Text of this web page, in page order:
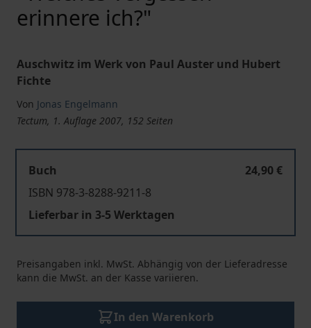
erinnere ich?"
Auschwitz im Werk von Paul Auster und Hubert
Fichte
Von Jonas Engelmann
Tectum, 1. Auflage 2007, 152 Seiten
Buch
24,90 €
ISBN 978-3-8288-9211-8
Lieferbar in 3-5 Werktagen
Preisangaben inkl. MwSt. Abhängig von der Lieferadresse
kann die MwSt. an der Kasse variieren.
In den Warenkorb